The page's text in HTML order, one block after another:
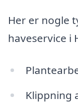
Her er nogle
haveservice i